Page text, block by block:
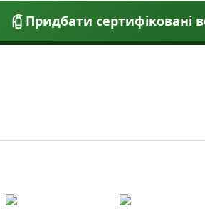
Придбати сертифіковані